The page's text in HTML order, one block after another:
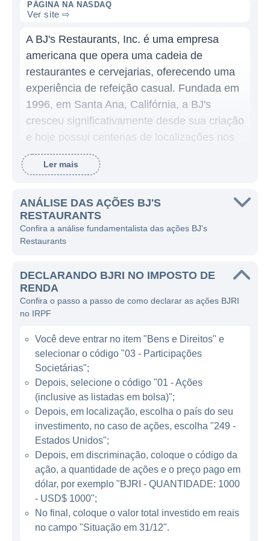
PÁGINA NA NASDAQ
Ver site ⇨
A BJ's Restaurants, Inc. é uma empresa
americana que opera uma cadeia de
restaurantes e cervejarias, oferecendo uma
experiência de refeição casual. Fundada em
1996, em Santa Ana, Califórnia, a BJ's
cresceu significativamente desde sua criação
e hoje possui centenas de localizações nos
Estados Unidos. A marca é reconhecida por
seu ambiente acolhedor e por oferecer uma
hambúrgueres a pratos de massa e saladas,
tornando-se um destino popular para
jantares em família e eventos sociais.
de restaurantes com uma proposta de casual
dining, o que significa que os clientes podem
esperar um ambiente descontraído, mas com
de mesa. Um dos grandes atrativos da
empresa é sua oferta de cervejas artesanais,
produzidas em suas próprias cervejarias, o
que acrescenta um elemento distintivo à sua
proposta de valor. Além disso, a BJ's oferece
um menu diversificado que atende a
diferentes preferências alimentares, incluindo
opções vegetarianas e sem glúten.
MODELO DE NEGÓCIO DA BJ'S
O modelo de negócios da BJ's Restaurants
combina a operação de restaurantes com a
Ler mais
ANÁLISE DAS AÇÕES BJ'S
RESTAURANTS
Confira a análise fundamentalista das ações BJ's
Restaurants
DECLARANDO BJRI NO IMPOSTO DE
RENDA
Confira o passo a passo de como declarar as ações BJRI
no IRPF
Você deve entrar no item "Bens e Direitos" e
selecionar o código "03 - Participações
Societárias";
Depois, selecione o código "01 - Ações
(inclusive as listadas em bolsa)";
Depois, em localização, escolha o país do seu
investimento, no caso de ações, escolha "249 -
Estados Unidos";
Depois, em discriminação, coloque o código da
ação, a quantidade de ações e o preço pago em
dólar, por exemplo "BJRI - QUANTIDADE: 1000
- USD$ 1000";
No final, coloque o valor total investido em reais
no campo "Situação em 31/12".